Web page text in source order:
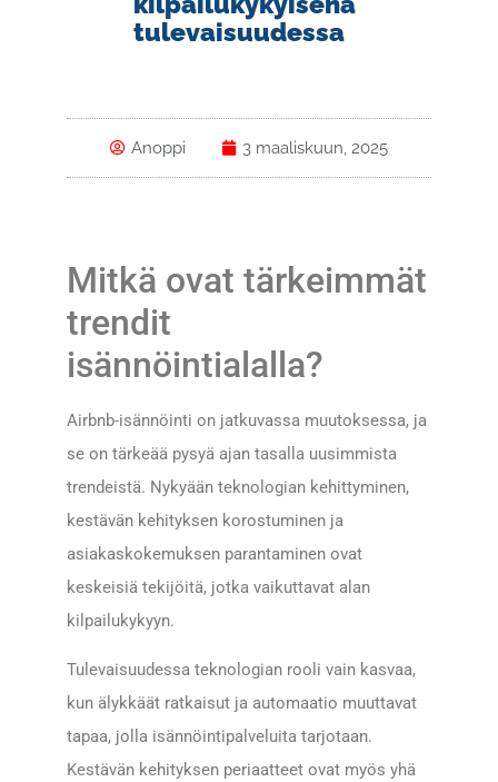
tulevaisuudessa
Anoppi 3 maaliskuun, 2025
Mitkä ovat tärkeimmät
trendit
isännöintialalla?
Airbnb-isännöinti on jatkuvassa muutoksessa, ja
se on tärkeää pysyä ajan tasalla uusimmista
trendeistä. Nykyään teknologian kehittyminen,
kestävän kehityksen korostuminen ja
asiakaskokemuksen parantaminen ovat
keskeisiä tekijöitä, jotka vaikuttavat alan
kilpailukykyyn.
Tulevaisuudessa teknologian rooli vain kasvaa,
kun älykkäät ratkaisut ja automaatio muuttavat
tapaa, jolla isännöintipalveluita tarjotaan.
Kestävän kehityksen periaatteet ovat myös yhä